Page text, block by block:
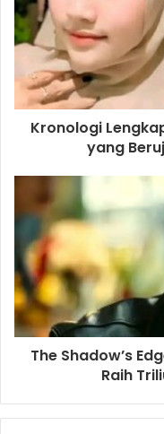
Kronologi
yang
The Shadow’s
Raih